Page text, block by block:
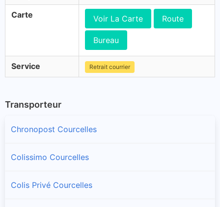
Carte Voir La Carte Route
Bureau
Service Retrait courrier
Transporteur
Chronopost Courcelles
Colissimo Courcelles
Colis Privé Courcelles